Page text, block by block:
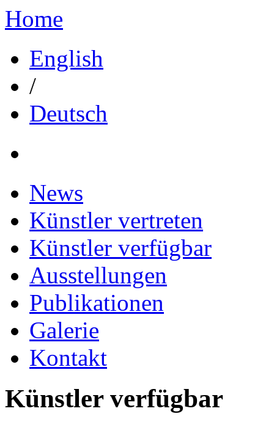
Home
English
/
Deutsch
News
Künstler vertreten
Künstler verfügbar
Ausstellungen
Publikationen
Galerie
Kontakt
Künstler verfügbar